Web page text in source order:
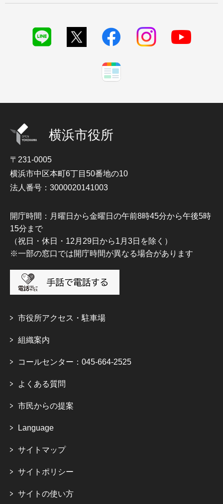
横浜市役所
〒231-0005
横浜市中区本町6丁目50番地の10
法人番号：3000020141003
開庁時間：月曜日から金曜日の午前8時45分から午後5時
15分まで
（祝日・休日・12月29日から1月3日を除く）
※一部の窓口では開庁時間が異なる場合があります
市役所アクセス・駐車場
組織案内
コールセンター：045-664-2525
よくある質問
市民からの提案
Language
サイトマップ
サイトポリシー
サイトの使い方